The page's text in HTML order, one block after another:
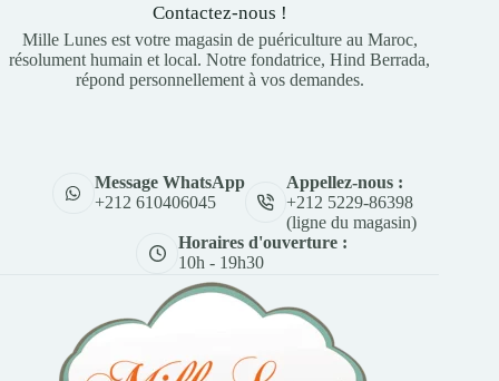
Contactez-nous !
Mille Lunes est votre magasin de puériculture au Maroc,
résolument humain et local. Notre fondatrice, Hind Berrada,
répond personnellement à vos demandes.
Message WhatsApp
+212 610406045
Appellez-nous :
+212 5229-86398
(ligne du magasin)
Horaires d'ouverture :
10h - 19h30